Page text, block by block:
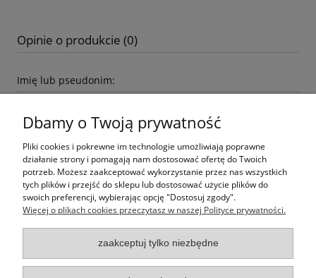
Opinie o produkcie (0)
Imię lub pseudonim:
Twoja opinia:
Dbamy o Twoją prywatność
Pliki cookies i pokrewne im technologie umożliwiają poprawne
działanie strony i pomagają nam dostosować ofertę do Twoich
potrzeb. Możesz zaakceptować wykorzystanie przez nas wszystkich
tych plików i przejść do sklepu lub dostosować użycie plików do
swoich preferencji, wybierając opcję "Dostosuj zgody".
Więcej o plikach cookies przeczytasz w naszej Polityce prywatności.
zaakceptuj tylko niezbędne